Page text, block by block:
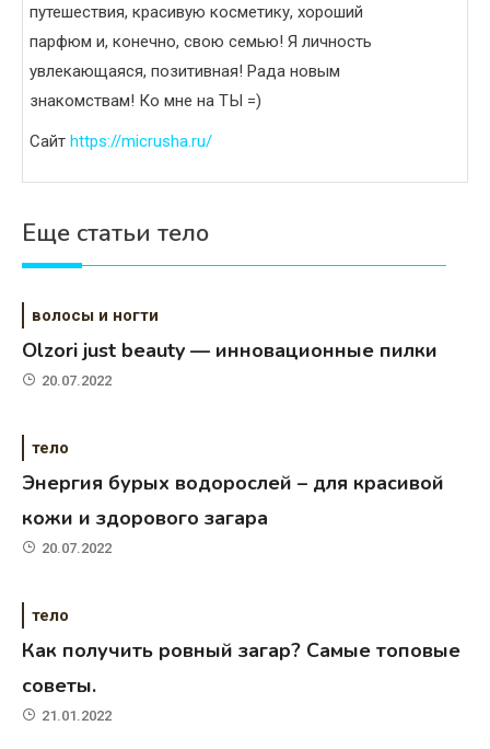
путешествия, красивую косметику, хороший
парфюм и, конечно, свою семью! Я личность
увлекающаяся, позитивная! Рада новым
знакомствам! Ко мне на ТЫ =)
Сайт https://micrusha.ru/
Еще статьи тело
волосы и ногти
Olzori just beauty — инновационные пилки
20.07.2022
тело
Энергия бурых водорослей – для красивой
кожи и здорового загара
20.07.2022
тело
Как получить ровный загар? Самые топовые
советы.
21.01.2022